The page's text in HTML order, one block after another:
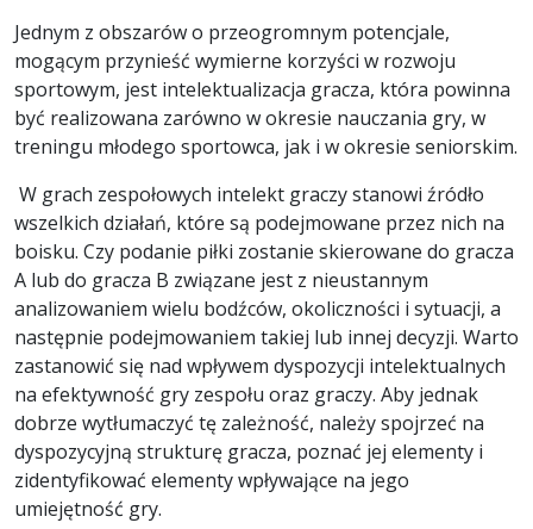
Jednym z obszarów o przeogromnym potencjale,
mogącym przynieść wymierne korzyści w rozwoju
sportowym, jest intelektualizacja gracza, która powinna
być realizowana zarówno w okresie nauczania gry, w
treningu młodego sportowca, jak i w okresie seniorskim.
W grach zespołowych intelekt graczy stanowi źródło
wszelkich działań, które są podejmowane przez nich na
boisku. Czy podanie piłki zostanie skierowane do gracza
A lub do gracza B związane jest z nieustannym
analizowaniem wielu bodźców, okoliczności i sytuacji, a
następnie podejmowaniem takiej lub innej decyzji. Warto
zastanowić się nad wpływem dyspozycji intelektualnych
na efektywność gry zespołu oraz graczy. Aby jednak
dobrze wytłumaczyć tę zależność, należy spojrzeć na
dyspozycyjną strukturę gracza, poznać jej elementy i
zidentyfikować elementy wpływające na jego
umiejętność gry.